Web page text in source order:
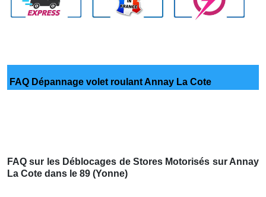
FAQ Dépannage volet roulant Annay La Cote
FAQ sur les Déblocages de Stores Motorisés sur Annay
La Cote dans le 89 (Yonne)